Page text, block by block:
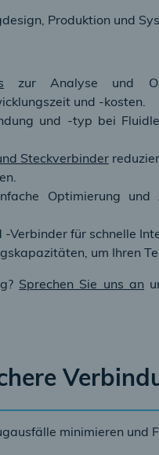
Produktion und
zur Analyse und
und -kosten.
und -typ bei
Steckverbinder
Optimierung
Verbinder für schnelle
um Ihren
Sprechen Sie uns an
minimieren und